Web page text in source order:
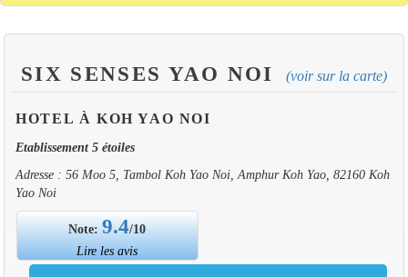
SIX SENSES YAO NOI (voir sur la carte)
HOTEL À KOH YAO NOI
Etablissement 5 étoiles
Adresse : 56 Moo 5, Tambol Koh Yao Noi, Amphur Koh Yao, 82160 Koh
Yao Noi
Note:9.4/10
Lire les avis